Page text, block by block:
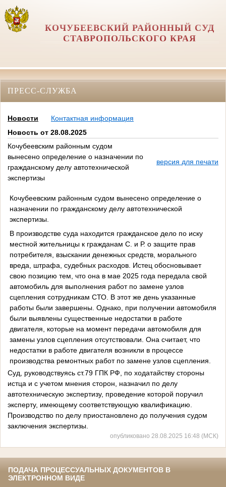
КОЧУБЕЕВСКИЙ РАЙОННЫЙ СУД
СТАВРОПОЛЬСКОГО КРАЯ
ПРЕСС-СЛУЖБА
Новости
Контактная информация
Новость от 28.08.2025
Кочубеевским районным судом
вынесено определение о назначении по
гражданскому делу автотехнической
экспертизы
версия для печати
Кочубеевским районным судом вынесено определение о
назначении по гражданскому делу автотехнической
экспертизы.
В производстве суда находится гражданское дело по иску
местной жительницы к гражданам С. и Р. о защите прав
потребителя, взыскании денежных средств, морального
вреда, штрафа, судебных расходов. Истец обосновывает
свою позицию тем, что она в мае 2025 года передала свой
автомобиль для выполнения работ по замене узлов
сцепления сотрудникам СТО. В этот же день указанные
работы были завершены. Однако, при получении автомобиля
были выявлены существенные недостатки в работе
двигателя, которые на момент передачи автомобиля для
замены узлов сцепления отсутствовали. Она считает, что
недостатки в работе двигателя возникли в процессе
производства ремонтных работ по замене узлов сцепления.
Суд, руководствуясь ст.79 ГПК РФ, по ходатайству стороны
истца и с учетом мнения сторон, назначил по делу
автотехническую экспертизу, проведение которой поручил
эксперту, имеющему соответствующую квалификацию.
Производство по делу приостановлено до получения судом
заключения экспертизы.
опубликовано 28.08.2025 16:48 (МСК)
ПОДАЧА ПРОЦЕССУАЛЬНЫХ ДОКУМЕНТОВ В
ЭЛЕКТРОННОМ ВИДЕ